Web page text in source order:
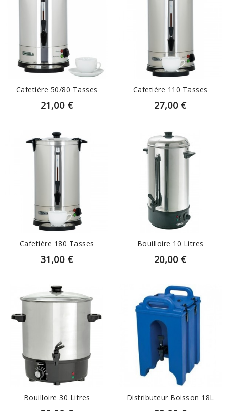
EN SAVOIR PLUS
Cafetière 50/80 Tasses
21,00 €
EN SAVOIR PLUS
Cafetière 110 Tasses
27,00 €
EN SAVOIR PLUS
Cafetière 180 Tasses
31,00 €
EN SAVOIR PLUS
Bouilloire 10 Litres
20,00 €
EN SAVOIR PLUS
Bouilloire 30 Litres
EN SAVOIR PLUS
Distributeur Boisson 18L